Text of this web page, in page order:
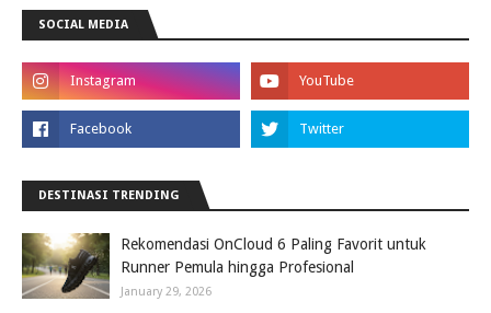
SOCIAL MEDIA
DESTINASI TRENDING
Rekomendasi OnCloud 6 Paling Favorit untuk
Runner Pemula hingga Profesional
January 29, 2026